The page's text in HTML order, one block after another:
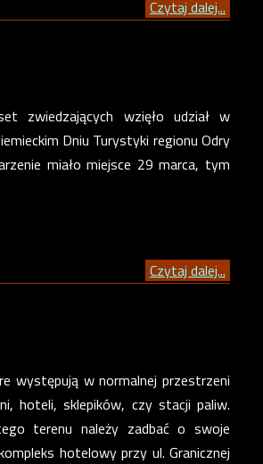
Czytaj dalej...
zwiedzających wzięło udział w
Dniu Turystyki regionu Odry
miało miejsce 29 marca, tym
Czytaj dalej...
występują w normalnej przestrzeni
hoteli, sklepików, czy stacji paliw.
terenu należy zadbać o swoje
hotelowy przy ul. Granicznej